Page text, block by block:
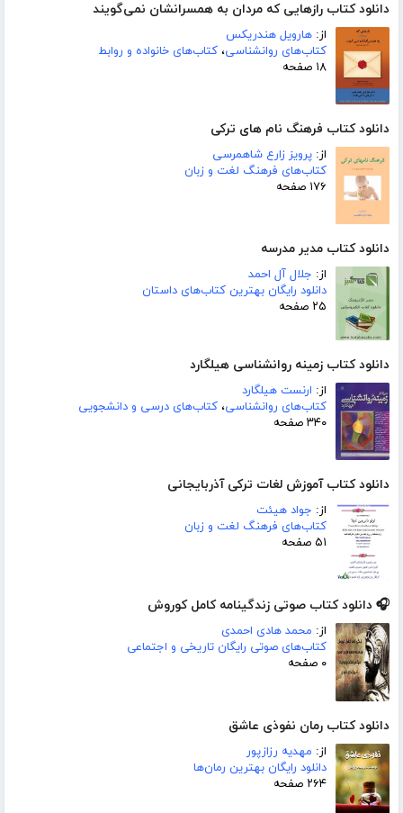
دانلود کتاب رازهایی که مردان به همسرانشان نمی‌گویند
از: هارویل هندریکس
کتاب‌های روانشناسی، کتاب‌های خانواده و روابط
۱۸ صفحه
دانلود کتاب فرهنگ نام های ترکی
از: پرویز زارع شاهمرسی
کتاب‌های فرهنگ لغت و زبان
۱۷۶ صفحه
دانلود کتاب مدیر مدرسه
از: جلال آل احمد
دانلود رایگان بهترین کتاب‌های داستان
۲۵ صفحه
دانلود کتاب زمینه روانشناسی هیلگارد
از: ارنست هیلگارد
کتاب‌های روانشناسی، کتاب‌های درسی و دانشجویی
۳۴۰ صفحه
دانلود کتاب آموزش لغات ترکی آذربایجانی
از: جواد هیئت
کتاب‌های فرهنگ لغت و زبان
۵۱ صفحه
🎧 دانلود کتاب صوتی زندگینامه کامل کوروش
از: محمد هادی احمدی
کتاب‌های صوتی رایگان تاریخی و اجتماعی
۰ صفحه
دانلود کتاب رمان نفوذی عاشق
از: مهدیه رزازپور
دانلود رایگان بهترین رمان‌ها
۲۶۴ صفحه